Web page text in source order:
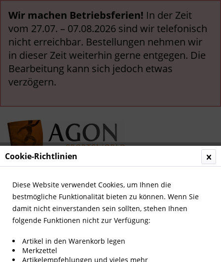
Wir machen Betriebsferien! In der Zeit
vom 27.07. – 07.08.2026 sind wir telefonisch
nicht erreichbar. Bestellungen nehmen wir
in dieser Zeit weiterhin gerne entgegen. Die
Bearbeitung kann sich jedoch etwas
verzögern.
Menü
Übersicht Deutsche Meister & Pokalsieger
Cookie-Richtlinien
Diese Website verwendet Cookies, um Ihnen die
bestmögliche Funktionalität bieten zu können. Wenn Sie
damit nicht einverstanden sein sollten, stehen Ihnen
folgende Funktionen nicht zur Verfügung:
Artikel in den Warenkorb legen
Merkzettel
Artikelempfehlungen und vieles mehr